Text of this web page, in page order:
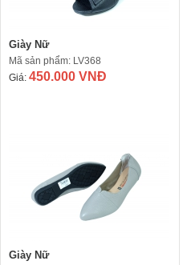
Giày Nữ
Mã sản phẩm: LV368
Giá: 450.000 VNĐ
Giày Nữ